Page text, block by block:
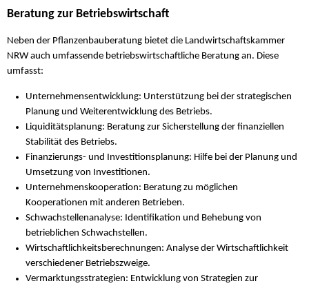
Beratung zur Betriebswirtschaft
Neben der Pflanzenbauberatung bietet die Landwirtschaftskammer
NRW auch umfassende betriebswirtschaftliche Beratung an. Diese
umfasst:
Unternehmensentwicklung: Unterstützung bei der strategischen
Planung und Weiterentwicklung des Betriebs.
Liquiditätsplanung: Beratung zur Sicherstellung der finanziellen
Stabilität des Betriebs.
Finanzierungs- und Investitionsplanung: Hilfe bei der Planung und
Umsetzung von Investitionen.
Unternehmenskooperation: Beratung zu möglichen
Kooperationen mit anderen Betrieben.
Schwachstellenanalyse: Identifikation und Behebung von
betrieblichen Schwachstellen.
Wirtschaftlichkeitsberechnungen: Analyse der Wirtschaftlichkeit
verschiedener Betriebszweige.
Vermarktungsstrategien: Entwicklung von Strategien zur